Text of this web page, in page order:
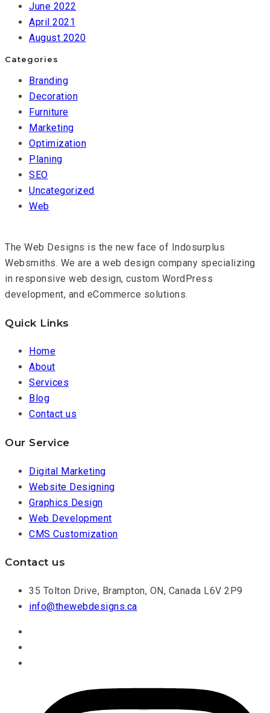
June 2022
April 2021
August 2020
Categories
Branding
Decoration
Furniture
Marketing
Optimization
Planing
SEO
Uncategorized
Web
The Web Designs is the new face of Indosurplus
Websmiths. We are a web design company specializing
in responsive web design, custom WordPress
development, and eCommerce solutions.
Quick Links
Home
About
Services
Blog
Contact us
Our Service
Digital Marketing
Website Designing
Graphics Design
Web Development
CMS Customization
Contact us
35 Tolton Drive, Brampton, ON, Canada L6V 2P9
info@thewebdesigns.ca